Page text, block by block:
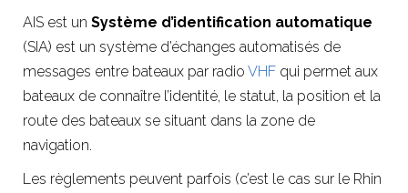
AIS est un Système d’identification automatique
(SIA) est un système d’échanges automatisés de
messages entre bateaux par radio VHF qui permet aux
bateaux de connaître l’identité, le statut, la position et la
route des bateaux se situant dans la zone de
navigation.
Les règlements peuvent parfois (c’est le cas sur le Rhin